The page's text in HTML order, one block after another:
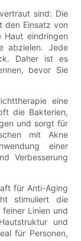
sind: Die
den Einsatz von
Haut eindringen
abzielen. Jede
Daher ist es
bevor Sie
eine
die Bakterien,
und sorgt für
mit Akne
einer
Verbesserung
für Anti-Aging
stimuliert die
Linien und
und
für Personen,